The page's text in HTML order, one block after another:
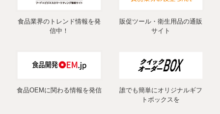
食品業界のトレンド情報を発
信中！
販促ツール・衛生用品の通販
サイト
食品OEMに関わる情報を発信
誰でも簡単にオリジナルギフ
トボックスを